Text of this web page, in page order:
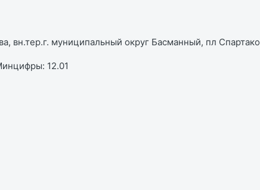
вн.тер.г. муниципальный округ Басманный, пл
12.01